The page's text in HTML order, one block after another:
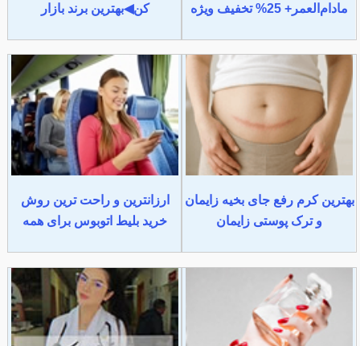
مادام‌العمر+ 25% تخفیف ویژه
کن◀بهترین برند بازار
بهترین کرم رفع جای بخیه زایمان
و ترک پوستی زایمان
ارزانترین و راحت ترین روش
خرید بلیط اتوبوس برای همه